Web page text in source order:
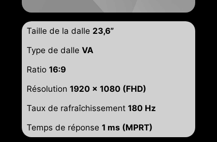
Taille de la dalle 23,6”
Type de dalle VA
Ratio 16:9
Résolution 1920 x 1080 (FHD)
Taux de rafraîchissement 180 Hz
Temps de réponse 1 ms (MPRT)